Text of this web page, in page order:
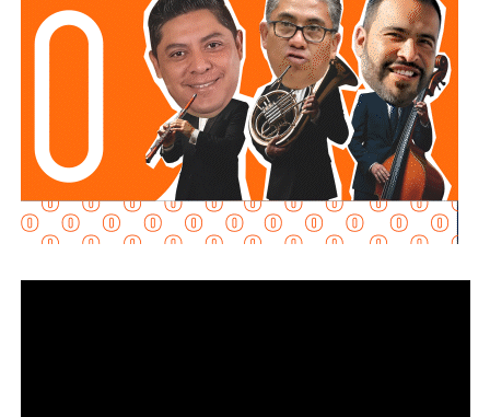
contextos de comunicación pública.
La decisión legislativa es más apertura que cierre. El
Congreso enfatizó que la derogación “no limita la potestad
del Congreso del Estado para continuar el análisis y, en su
caso, desarrollar un marco jurídico integral en materia de
inteligencia artificial”. Con la eliminación de estas tres